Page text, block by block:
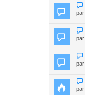
par
par
par
par